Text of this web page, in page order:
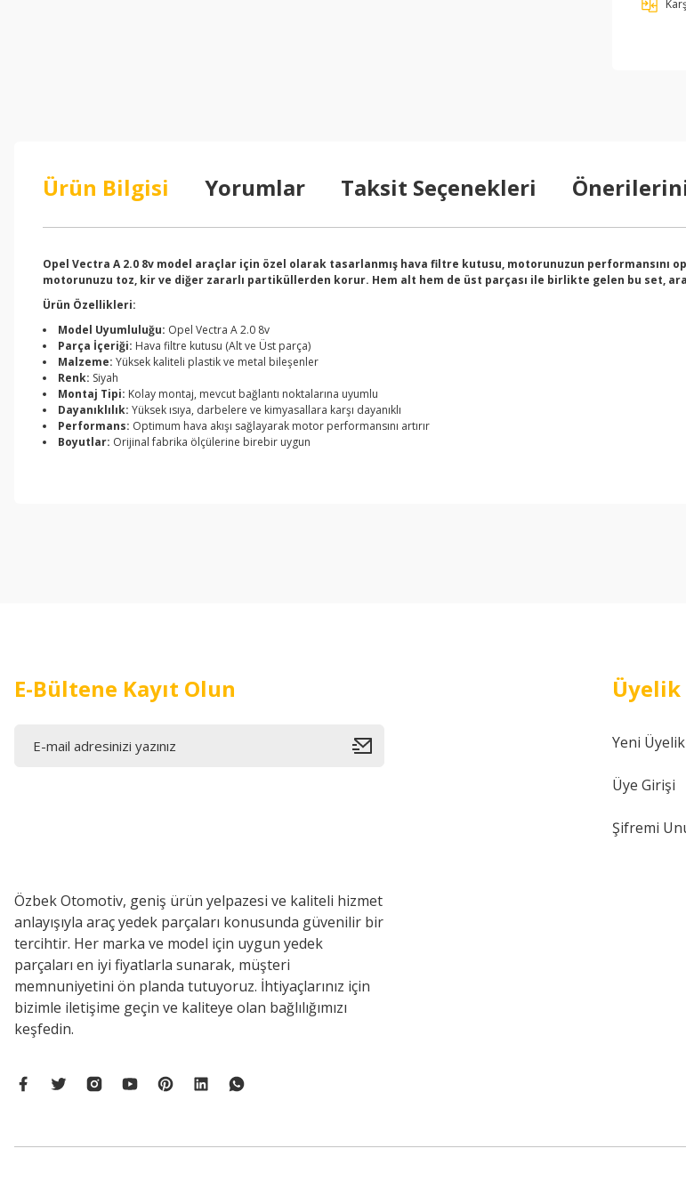
Ürün Bilgisi Yorumlar Taksit Seçenekleri
Opel Vectra A 2.0 8v model araçlar için özel olarak tasarlanmış hava filtre kutusu, motorunuzun
motorunuzu toz, kir ve diğer zararlı partiküllerden korur. Hem alt hem de üst parçası ile birlikte gelen bu set,
Ürün Özellikleri:
Model Uyumluluğu: Opel Vectra A 2.0 8v
Parça İçeriği: Hava filtre kutusu (Alt ve Üst parça)
Malzeme: Yüksek kaliteli plastik ve metal bileşenler
Renk: Siyah
Montaj Tipi: Kolay montaj, mevcut bağlantı noktalarına uyumlu
Dayanıklılık: Yüksek ısıya, darbelere ve kimyasallara karşı dayanıklı
Performans: Optimum hava akışı sağlayarak motor performansını artırır
Boyutlar: Orijinal fabrika ölçülerine birebir uygun
E-Bültene Kayıt Olun
Özbek Otomotiv, geniş ürün yelpazesi ve kaliteli hizmet
anlayışıyla araç yedek parçaları konusunda güvenilir bir
tercihtir. Her marka ve model için uygun yedek
parçaları en iyi fiyatlarla sunarak, müşteri
memnuniyetini ön planda tutuyoruz. İhtiyaçlarınız için
bizimle iletişime geçin ve kaliteye olan bağlılığımızı
keşfedin.
Üyelik
Yeni Üyelik
Üye Girişi
Şifremi